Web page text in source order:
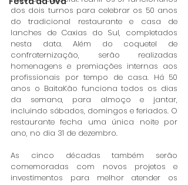
dos dois turnos para celebrar os 50 anos
do tradicional restaurante e casa de
lanches de Caxias do Sul, completados
nesta data. Além do coquetel de
confraternização, serão realizadas
homenagens e premiações internas aos
profissionais por tempo de casa. Há 50
anos o BaitaKão funciona todos os dias
da semana, para almoço e jantar,
incluindo sábados, domingos e feriados. O
restaurante fecha uma única noite por
ano, no dia 31 de dezembro.
As cinco décadas também serão
comemoradas com novos projetos e
investimentos para melhor atender os